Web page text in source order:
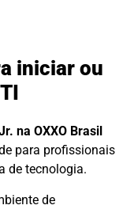
iniciar ou
na OXXO Brasil
para profissionais
de tecnologia.
de